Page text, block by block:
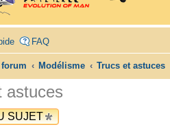
FAQ
forum Modélisme Trucs et astuces
astuces
SUJET